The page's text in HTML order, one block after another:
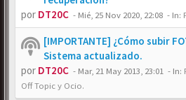
por DT20C - Mié, 25 Nov 2020, 22:08 - In:
[IMPORTANTE] ¿Cómo subir
Sistema actualizado.
por DT20C - Mar, 21 May 2013, 23:01 - In:
Off Topic y Ocio.